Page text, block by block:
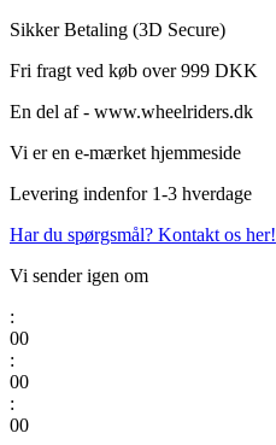
Videre
indhold
Sikker Betaling (3D Secure)
Fri fragt ved køb over 999 DKK
En del af - www.wheelriders.dk
Vi er en e-mærket hjemmeside
Levering indenfor 1-3 hverdage
Har du spørgsmål? Kontakt os her!
Vi sender igen om
:
00
:
00
:
00